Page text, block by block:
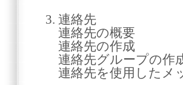
3. 連絡先
連絡先の概要
連絡先の作成
連絡先グループの作
連絡先を使用したメ